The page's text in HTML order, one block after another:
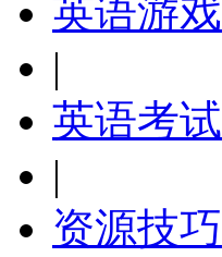
英语游戏
|
英语考试
|
资源技巧